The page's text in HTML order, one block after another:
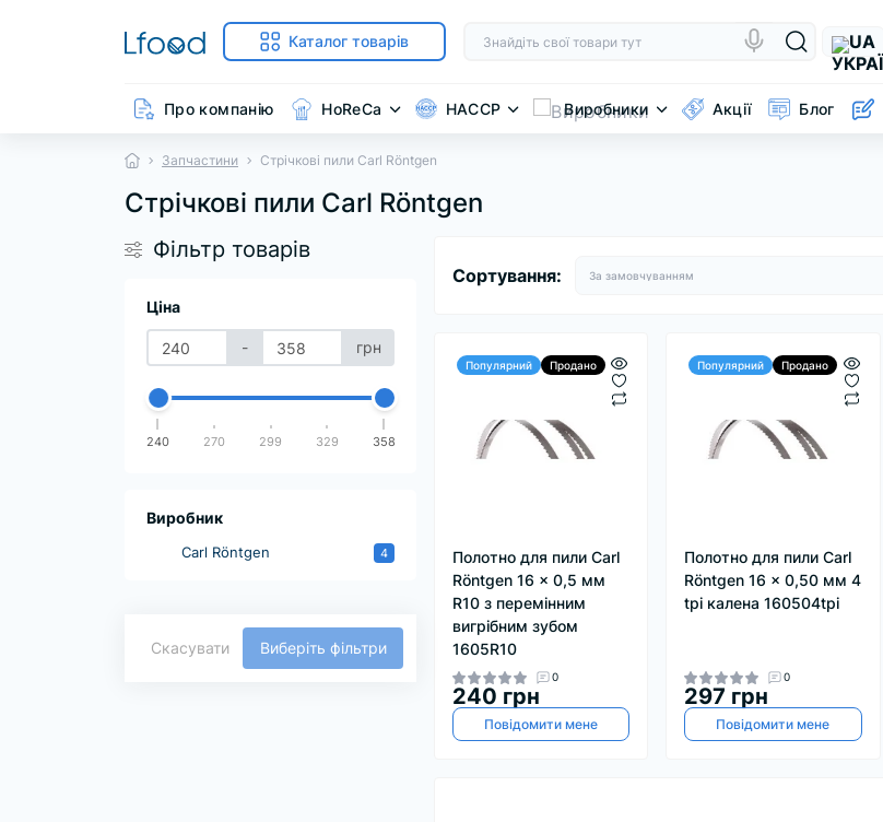
Каталог товарів UA
Про компанію HoReCa HACCP Виробники Акції Блог
Запчастини Стрічкові пили Carl Röntgen
Стрічкові пили Carl Röntgen
Фільтр товарів
Ціна
- грн
240 270 299 329 358
Виробник
Carl Röntgen 4
Скасувати Виберіть фільтри
Сортування:
Популярний Продано
Полотно для пили Carl
Röntgen 16 x 0,5 мм
R10 з перемінним
вигрібним зубом
1605R10
0
240 грн
Повідомити мене
Популярний Продано
Полотно для пили Carl
Röntgen 16 x 0,50 мм 4
tpi калена 160504tpi
0
297 грн
Повідомити мене